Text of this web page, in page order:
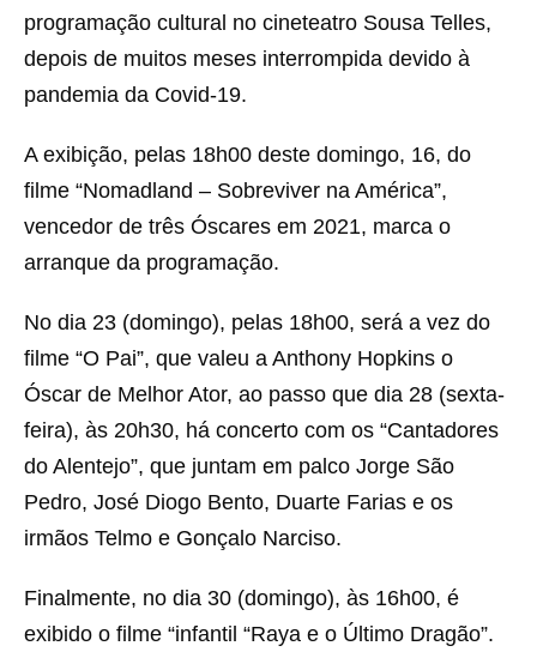
programação cultural no cineteatro Sousa Telles,
depois de muitos meses interrompida devido à
pandemia da Covid-19.
A exibição, pelas 18h00 deste domingo, 16, do
filme “Nomadland – Sobreviver na América”,
vencedor de três Óscares em 2021, marca o
arranque da programação.
No dia 23 (domingo), pelas 18h00, será a vez do
filme “O Pai”, que valeu a Anthony Hopkins o
Óscar de Melhor Ator, ao passo que dia 28 (sexta-
feira), às 20h30, há concerto com os “Cantadores
do Alentejo”, que juntam em palco Jorge São
Pedro, José Diogo Bento, Duarte Farias e os
irmãos Telmo e Gonçalo Narciso.
Finalmente, no dia 30 (domingo), às 16h00, é
exibido o filme “infantil “Raya e o Último Dragão”.